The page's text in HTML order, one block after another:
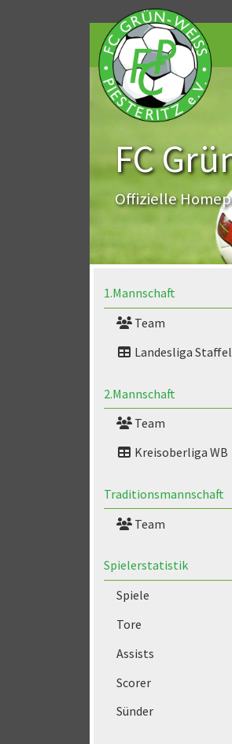
FC
Offizielle
1.Mannschaft
Team
Landesliga Staffel
2.Mannschaft
Team
Kreisoberliga WB
Traditionsmannschaft
Team
Spielerstatistik
Spiele
Tore
Assists
Scorer
Sünder